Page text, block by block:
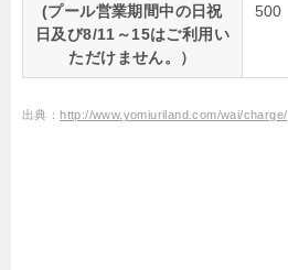
(プール営業期間中の日祝
日及び8/11～15はご利用い
ただけません。）
500
出典：http://www.yomiuriland.com/wai/charge/